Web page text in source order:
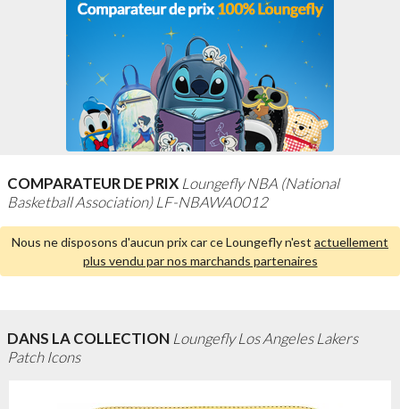
COMPARATEUR DE PRIX Loungefly NBA (National
Basketball Association) LF-NBAWA0012
Nous ne disposons d'aucun prix car ce Loungefly n'est actuellement
plus vendu par nos marchands partenaires
DANS LA COLLECTION Loungefly Los Angeles Lakers
Patch Icons